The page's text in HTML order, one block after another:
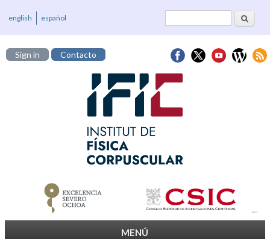
Formulari deCerca
english español
Sign in Contacto
MENÚ